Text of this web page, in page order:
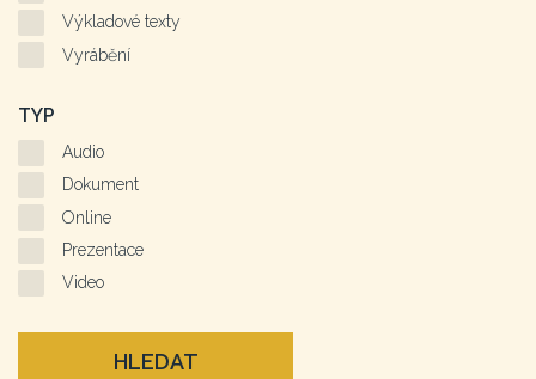
Výkladové texty
Vyrábění
TYP
Audio
Dokument
Online
Prezentace
Video
HLEDAT